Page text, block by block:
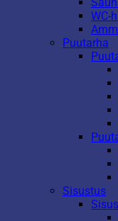
WC-
Puutarha
Sisustus